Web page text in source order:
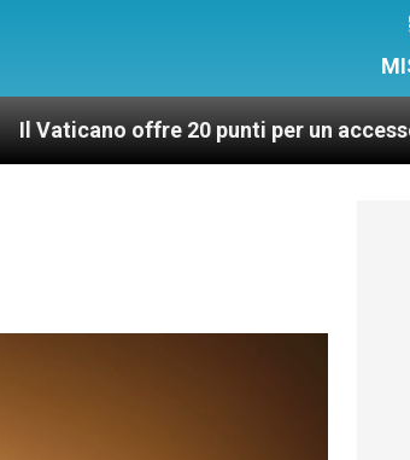
20 punti per un accesso giusto ed